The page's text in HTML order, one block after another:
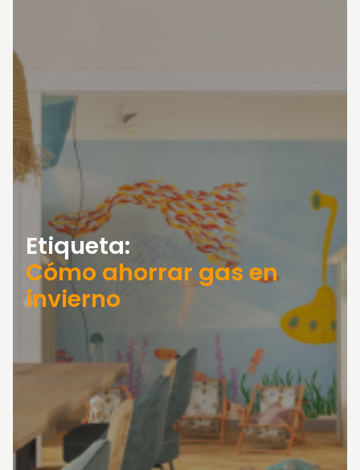
Etiqueta:
Cómo ahorrar gas en
invierno